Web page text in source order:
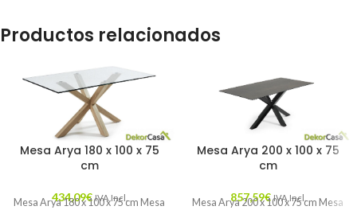
Productos relacionados
Mesa Arya 180 x 100 x 75
cm
434,09€ IVA Incl.
Mesa Arya 180 x 100 x 75 cm Mesa
Mesa Arya 200 x 100 x 75
cm
857,59€ IVA Incl.
Mesa Arya 200 x 100 x 75 cm Mesa